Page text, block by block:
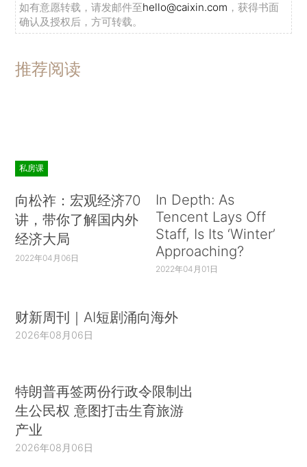
如有意愿转载，请发邮件至hello@caixin.com ，获得书面
确认及授权后，方可转载。
推荐阅读
私房课
向松祚：宏观经济70
讲，带你了解国内外
经济大局
2022年04月06日
In Depth: As
Tencent Lays Off
Staff, Is Its ‘Winter’
Approaching?
2022年04月01日
财新周刊｜AI短剧涌向海外
2026年08月06日
特朗普再签两份行政令限制出
生公民权 意图打击生育旅游
产业
2026年08月06日